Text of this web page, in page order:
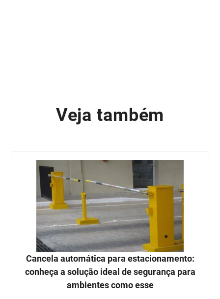
Veja também
Cancela automática para estacionamento:
conheça a solução ideal de segurança para
ambientes como esse